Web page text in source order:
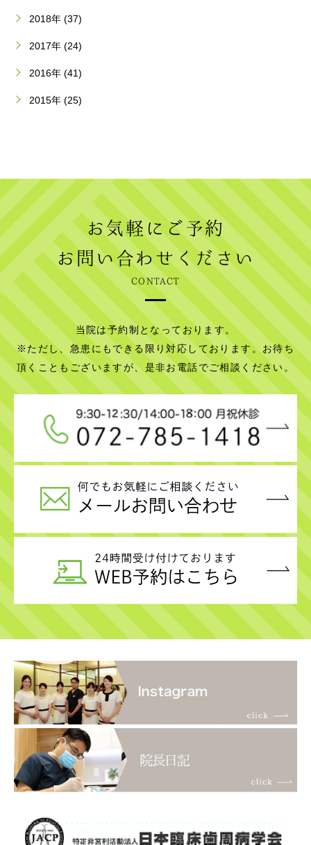
2018年 (37)
2017年 (24)
2016年 (41)
2015年 (25)
お気軽にご予約
お問い合わせください
CONTACT
当院は予約制となっております。
※ただし、急患にもできる限り対応しております。お待ち
頂くこともございますが、是非お電話でご相談ください。